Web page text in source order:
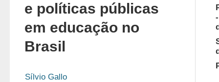
e políticas públicas
em educação no
Brasil
Sílvio Gallo